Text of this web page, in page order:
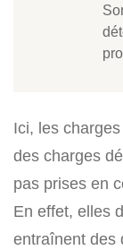
Ici, les
des charges
pas prises en
En effet, elles
entraînent des